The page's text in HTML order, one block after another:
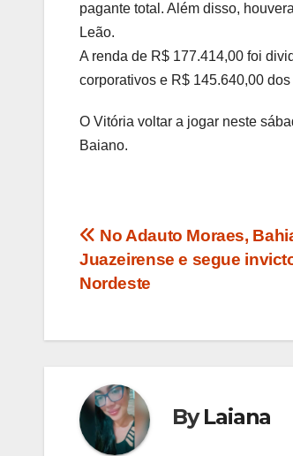
pagante total. Além disso,
Leão.
A renda de R$ 177.414,00 foi
corporativos e R$ 145.640,00
O Vitória voltar a jogar neste
Baiano.
Navegação
de
No Adauto Moraes,
Juazeirense e segue
Nordeste
ByLaiana